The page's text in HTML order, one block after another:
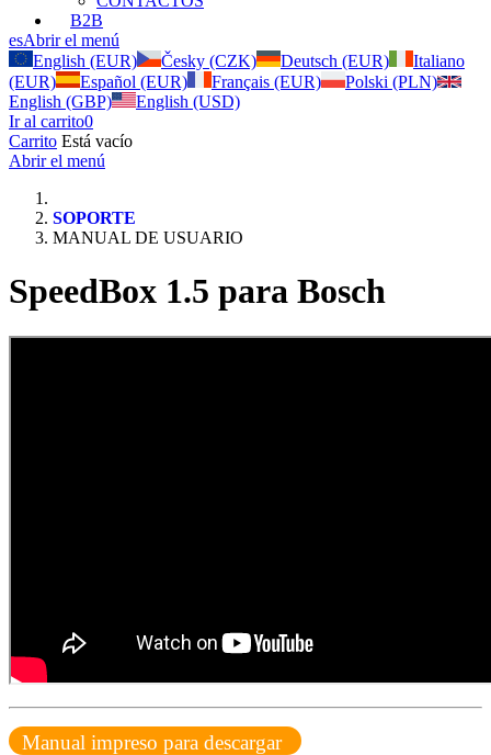
B2B
esAbrir el menú
English (EUR)
Česky (CZK) Deutsch (EUR)
Italiano
(EUR)
Español (EUR) Français (EUR)
Polski (PLN)
English (GBP)
English (USD)
Ir al carrito0
Carrito Está vacío
Abrir el menú
SOPORTE
MANUAL DE USUARIO
SpeedBox 1.5 para Bosch
Manual impreso para descargar